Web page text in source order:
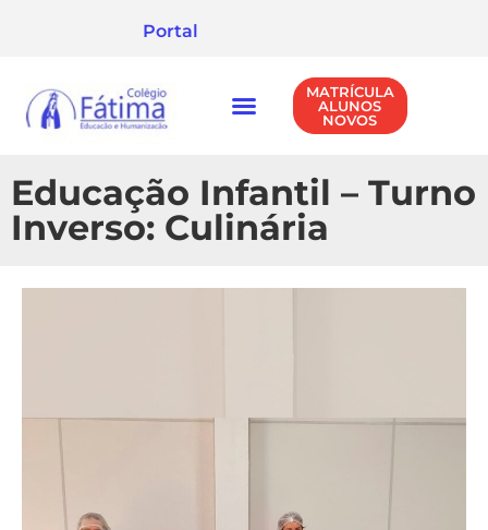
Portal
MATRÍCULA
ALUNOS
NOVOS
Educação Infantil – Turno
Inverso: Culinária